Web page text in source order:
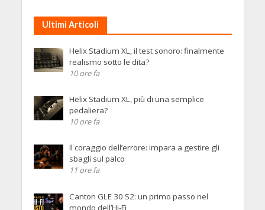
Ultimi Articoli
Helix Stadium XL, il test sonoro: finalmente
realismo sotto le dita?
10 ore fa
Helix Stadium XL, più di una semplice
pedaliera?
10 ore fa
Il coraggio dell’errore: impara a gestire gli
sbagli sul palco
11 ore fa
Canton GLE 30 S2: un primo passo nel
mondo dell’Hi-Fi